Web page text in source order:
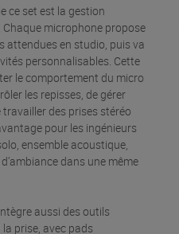
ce set est la gestion
microphone propose
attendues en studio, puis va
personnalisables. Cette
le comportement du micro
les repisses, de gérer
travailler des prises stéréo
pour les ingénieurs
ensemble acoustique,
dans une même
aussi des outils
prise, avec pads